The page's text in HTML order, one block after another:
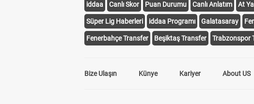
iddaa
Canlı Skor Puan Durumu Canlı Anlatım At
Süper Lig Haberleri iddaa Programı Galatasaray
Fenerbahçe Transfer Beşiktaş Transfer Trabzonspor
Bize Ulaşın Künye Kariyer About US